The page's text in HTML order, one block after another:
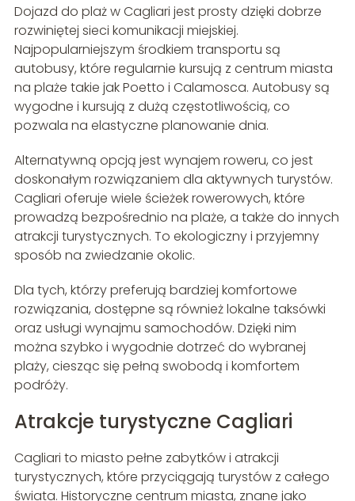
Dojazd do plaż w Cagliari jest prosty dzięki dobrze
rozwiniętej sieci komunikacji miejskiej.
Najpopularniejszym środkiem transportu są
autobusy, które regularnie kursują z centrum miasta
na plaże takie jak Poetto i Calamosca. Autobusy są
wygodne i kursują z dużą częstotliwością, co
pozwala na elastyczne planowanie dnia.
Alternatywną opcją jest wynajem roweru, co jest
doskonałym rozwiązaniem dla aktywnych turystów.
Cagliari oferuje wiele ścieżek rowerowych, które
prowadzą bezpośrednio na plaże, a także do innych
atrakcji turystycznych. To ekologiczny i przyjemny
sposób na zwiedzanie okolic.
Dla tych, którzy preferują bardziej komfortowe
rozwiązania, dostępne są również lokalne taksówki
oraz usługi wynajmu samochodów. Dzięki nim
można szybko i wygodnie dotrzeć do wybranej
plaży, ciesząc się pełną swobodą i komfortem
podróży.
Atrakcje turystyczne Cagliari
Cagliari to miasto pełne zabytków i atrakcji
turystycznych, które przyciągają turystów z całego
świata. Historyczne centrum miasta, znane jako